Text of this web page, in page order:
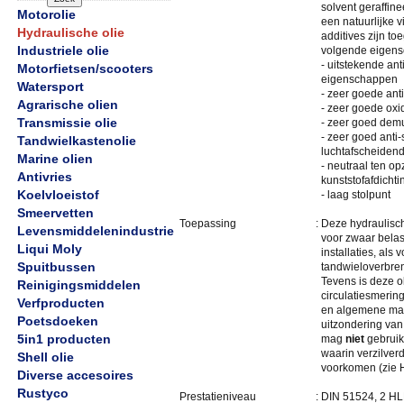
Motorolie
Hydraulische olie
Industriele olie
Motorfietsen/scooters
Watersport
Agrarische olien
Transmissie olie
Tandwielkastenolie
Marine olien
Antivries
Koelvloeistof
Smeervetten
Levensmiddelenindustrie
Liqui Moly
Spuitbussen
Reinigingsmiddelen
Verfproducten
Poetsdoeken
5in1 producten
Shell olie
Diverse accesoires
Rustyco
solvent
een natuurlijke
additives zijn
volgende
- uitstekende
eigenschappen
- zeer goede
- zeer goede
- zeer goed
- zeer goed
- neutraal ten
- laag stolpunt
Toepassing : Deze
voor zwaar
installaties, als
Tevens is deze
en algemene
uitzondering
mag niet
waarin
voorkomen (zie
Prestatieniveau : DIN 51524, 2